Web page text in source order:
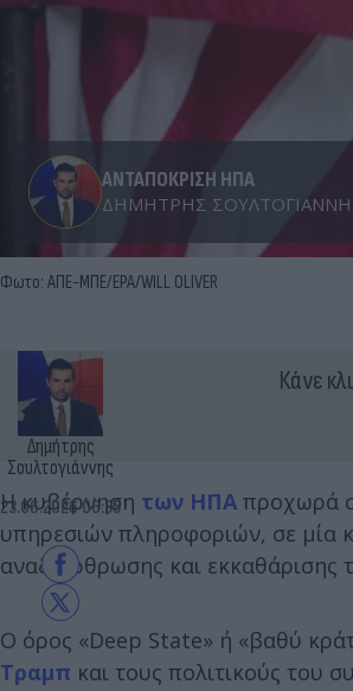
ΑΝΤΑΠΟΚΡΙΣΗ ΗΠΑ
ΔΗΜΉΤΡΗΣ
Φωτο: ΑΠΕ-ΜΠΕ/EPA/WILL OLIVER
Δημήτρης
Σουλτογιάννης
23.06.2026 06:35
Κάνε
Η κυβέρνηση των ΗΠΑ προχωρά
υπηρεσιών πληροφοριών, σε μία
αναδιάρθρωσης και εκκαθάρισης
Ο όρος «Deep State» ή «βαθύ
Τραμπ και τους πολιτικούς του